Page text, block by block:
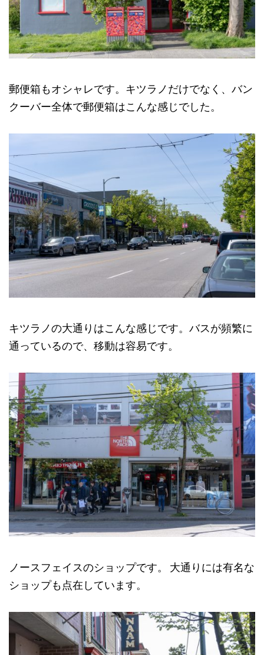
郵便箱もオシャレです。キツラノだけでなく、バン
クーバー全体で郵便箱はこんな感じでした。
キツラノの大通りはこんな感じです。バスが頻繁に
通っているので、移動は容易です。
ノースフェイスのショップです。 大通りには有名な
ショップも点在しています。